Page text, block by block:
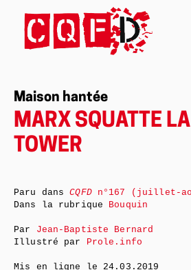
Maison hantée
MARX SQUATTE
TOWER
Paru dansCQFDn°167 (juillet-
Dans la rubrique Bouquin
Par Jean-Baptiste Bernard
Illustré par Prole.info
Mis en ligne le 24.03.2019